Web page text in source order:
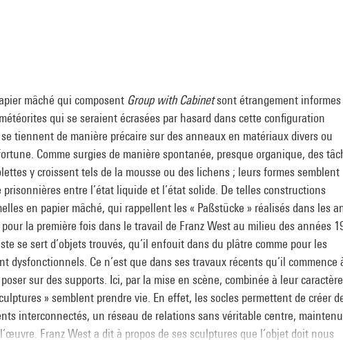
mâché qui composent Group with Cabinetsont étrangement
qui se seraient écrasées par hasard dans cette configuration
tiennent de manière précaire sur des anneaux en matériaux divers ou
Comme surgies de manière spontanée, presque organique, des
y croissent tels de la mousse ou des lichens ; leurs formes semblent
prisonnières entre l’état liquide et l’état solide. De telles constructions
en papier mâché, qui rappellent les « Paßstücke » réalisés dans les
la première fois dans le travail de Franz West au milieu des années
se sert d’objets trouvés, qu’il enfouit dans du plâtre comme pour les
dysfonctionnels. Ce n’est que dans ses travaux récents qu’il commence
sur des supports. Ici, par la mise en scène, combinée à leur caractère
» semblent prendre vie. En effet, les socles permettent de créer
interconnectés, un réseau de relations sans véritable centre,
Franz West a dit à propos de ses sculptures que l’objet doit nous